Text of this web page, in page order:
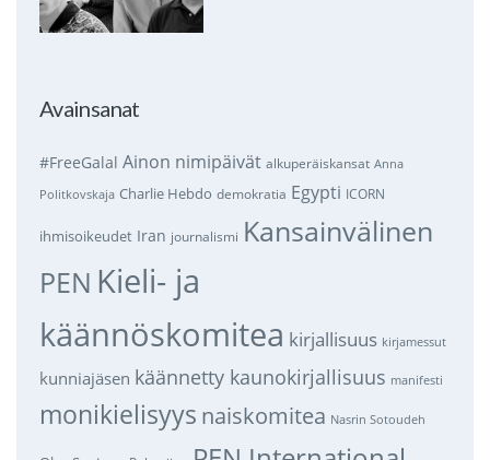
Avainsanat
#FreeGalal Ainon nimipäivät alkuperäiskansat Anna
Politkovskaja Charlie Hebdo demokratia Egypti ICORN
ihmisoikeudet Iran journalismi Kansainvälinen
PEN Kieli- ja
käännöskomitea kirjallisuus kirjamessut
kunniajäsen käännetty kaunokirjallisuus manifesti
monikielisyys naiskomitea Nasrin Sotoudeh